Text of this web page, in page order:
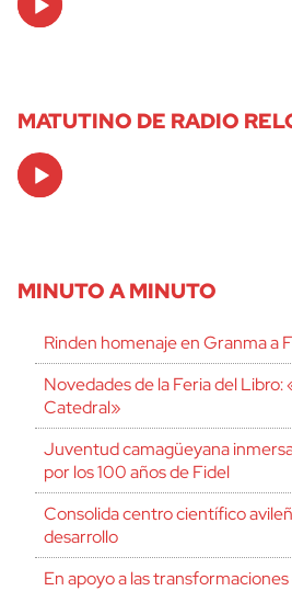
Player
MATUTINO DE RADIO
Audio
Player
MINUTO A MINUTO
Rinden homenaje en Granma a
Novedades de la Feria del
Catedral»
Juventud camagüeyana
por los 100 años de Fidel
Consolida centro científico
desarrollo
En apoyo a las transformaciones